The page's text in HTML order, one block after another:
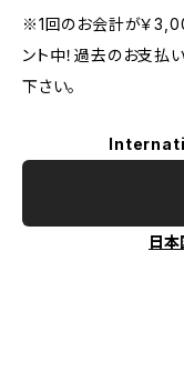
※1回のお会計が￥
ント中！過去のお支払
下さい。
日